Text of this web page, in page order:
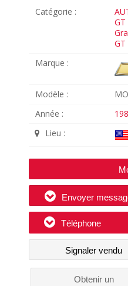
Catégorie :
GT
GT
Marque :
Modèle :
Année :
Lieu :
Envoyer
Téléphone
Signaler vendu
Obtenir un